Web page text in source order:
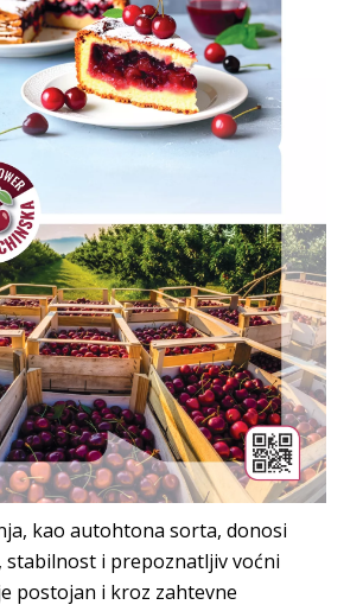
kao autohtona sorta, donosi
i prepoznatljiv voćni
postojan i kroz zahtevne